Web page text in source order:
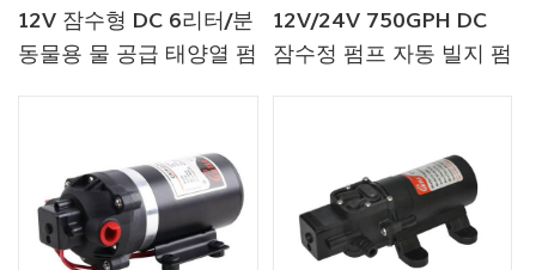
12V 잠수형 DC 6리터/분
동물용 물 공급 태양열 펌
12V/24V 750GPH DC
잠수정 펌프 자동 빌지 펌